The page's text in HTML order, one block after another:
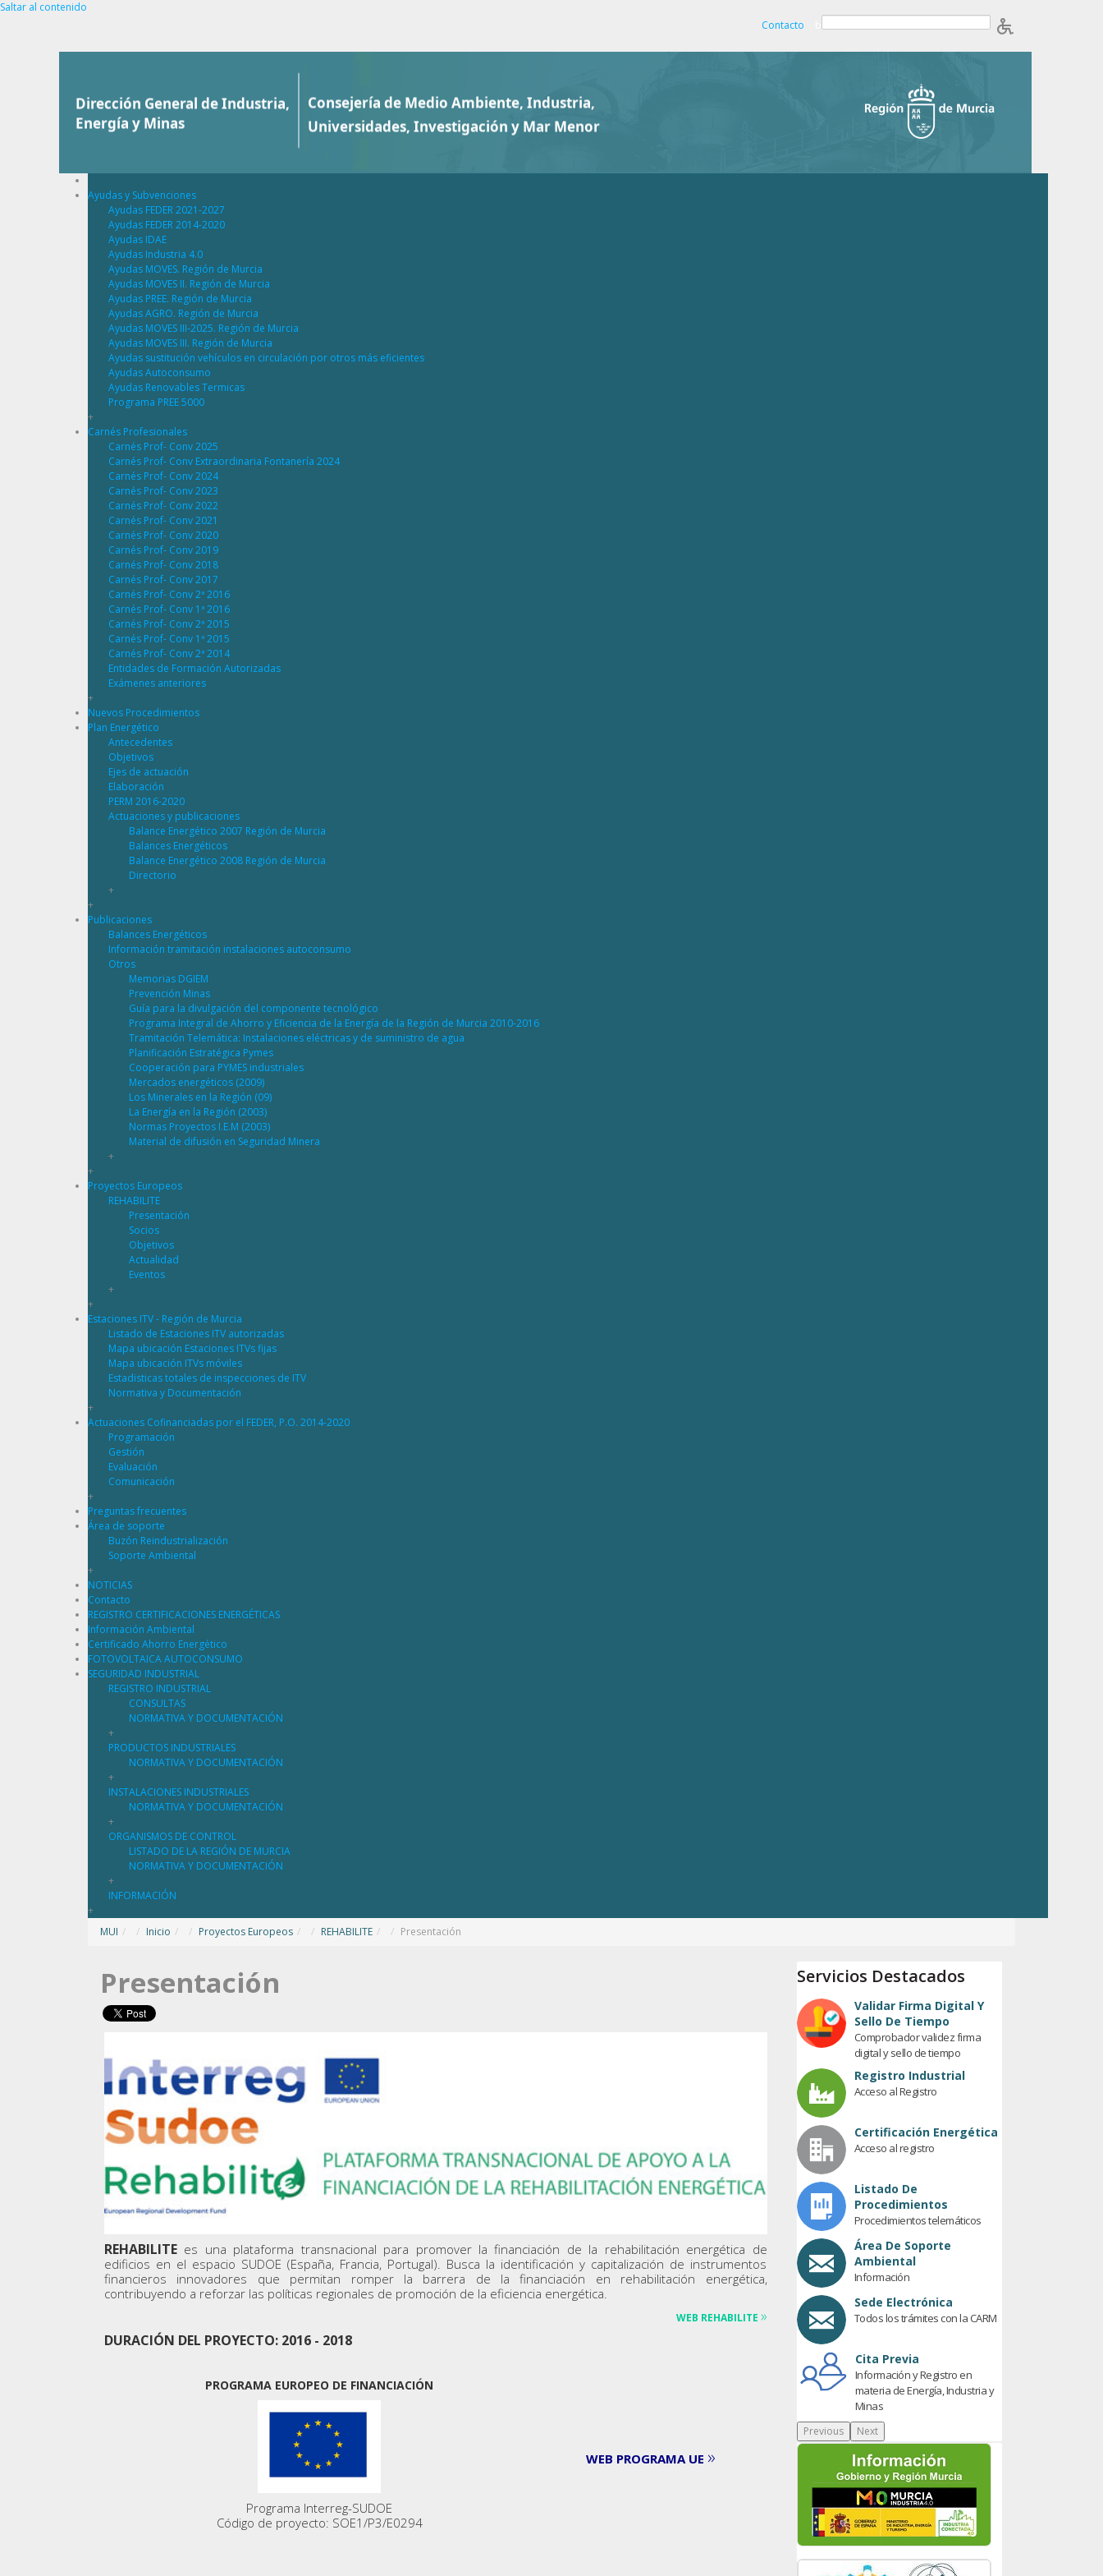
Saltar al contenido
Contacto
Ayudas y Subvenciones
Ayudas FEDER 2021-2027
Ayudas FEDER 2014-2020
Ayudas IDAE
Ayudas Industria 4.0
Ayudas MOVES. Región de Murcia
Ayudas MOVES II. Región de Murcia
Ayudas PREE. Región de Murcia
Ayudas AGRO. Región de Murcia
Ayudas MOVES III-2025. Región de Murcia
Ayudas MOVES III. Región de Murcia
Ayudas sustitución vehículos en circulación por otros más eficientes
Ayudas Autoconsumo
Ayudas Renovables Termicas
Programa PREE 5000
+
Carnés Profesionales
Carnés Prof- Conv 2025
Carnés Prof- Conv Extraordinaria Fontanería 2024
Carnés Prof- Conv 2024
Carnés Prof- Conv 2023
Carnés Prof- Conv 2022
Carnés Prof- Conv 2021
Carnés Prof- Conv 2020
Carnés Prof- Conv 2019
Carnés Prof- Conv 2018
Carnés Prof- Conv 2017
Carnés Prof- Conv 2ª 2016
Carnés Prof- Conv 1ª 2016
Carnés Prof- Conv 2ª 2015
Carnés Prof- Conv 1ª 2015
Carnés Prof- Conv 2ª 2014
Entidades de Formación Autorizadas
Exámenes anteriores
+
Nuevos Procedimientos
Plan Energético
Antecedentes
Objetivos
Ejes de actuación
Elaboración
PERM 2016-2020
Actuaciones y publicaciones
Balance Energético 2007 Región de Murcia
Balances Energéticos
Balance Energético 2008 Región de Murcia
Directorio
+
+
Publicaciones
Balances Energéticos
Información tramitación instalaciones autoconsumo
Otros
Memorias DGIEM
Prevención Minas
Guía para la divulgación del componente tecnológico
Programa Integral de Ahorro y Eficiencia de la Energía de la Región de Murcia 2010-2016
Tramitación Telemática: Instalaciones eléctricas y de suministro de agua
Planificación Estratégica Pymes
Cooperación para PYMES industriales
Mercados energéticos (2009)
Los Minerales en la Región (09)
La Energía en la Región (2003)
Normas Proyectos I.E.M (2003)
Material de difusión en Seguridad Minera
+
+
Proyectos Europeos
REHABILITE
Presentación
Socios
Objetivos
Actualidad
Eventos
+
+
Estaciones ITV - Región de Murcia
Listado de Estaciones ITV autorizadas
Mapa ubicación Estaciones ITVs fijas
Mapa ubicación ITVs móviles
Estadisticas totales de inspecciones de ITV
Normativa y Documentación
+
Actuaciones Cofinanciadas por el FEDER, P.O. 2014-2020
Programación
Gestión
Evaluación
Comunicación
+
Preguntas frecuentes
Área de soporte
Buzón Reindustrialización
Soporte Ambiental
+
NOTICIAS
Contacto
REGISTRO CERTIFICACIONES ENERGÉTICAS
Información Ambiental
Certificado Ahorro Energético
FOTOVOLTAICA AUTOCONSUMO
SEGURIDAD INDUSTRIAL
REGISTRO INDUSTRIAL
CONSULTAS
NORMATIVA Y DOCUMENTACIÓN
+
PRODUCTOS INDUSTRIALES
NORMATIVA Y DOCUMENTACIÓN
+
INSTALACIONES INDUSTRIALES
NORMATIVA Y DOCUMENTACIÓN
+
ORGANISMOS DE CONTROL
LISTADO DE LA REGIÓN DE MURCIA
NORMATIVA Y DOCUMENTACIÓN
+
INFORMACIÓN
+
MUI / Inicio / Proyectos Europeos / REHABILITE / Presentación
Presentación
REHABILITE es una plataforma transnacional para promover la financiación de la rehabilitación energética de
edificios en el espacio SUDOE (España, Francia, Portugal). Busca la identificación y capitalización de instrumentos
financieros innovadores que permitan romper la barrera de la financiación en rehabilitación energética,
contribuyendo a reforzar las políticas regionales de promoción de la eficiencia energética.
WEB REHABILITE »
DURACIÓN DEL PROYECTO: 2016 - 2018
PROGRAMA EUROPEO DE FINANCIACIÓN
Programa Interreg-SUDOE
Código de proyecto: SOE1/P3/E0294
WEB PROGRAMA UE »
Servicios Destacados
Validar Firma Digital Y
Sello De Tiempo
Comprobador validez firma
digital y sello de tiempo
Registro Industrial
Acceso al Registro
Certificación Energética
Acceso al registro
Listado De
Procedimientos
Procedimientos telemáticos
Área De Soporte
Ambiental
Información
Sede Electrónica
Todos los trámites con la CARM
Cita Previa
Información y Registro en
materia de Energía, Industria y
Minas
Previous Next